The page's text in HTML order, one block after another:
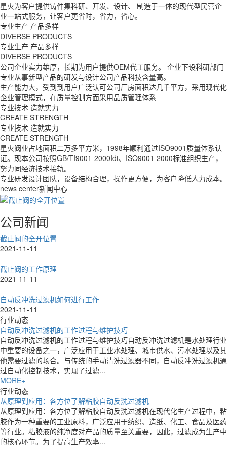
星火为客户提供铸件集科研、开发、设计、 制造于一体的现代型民营企
业一站式服务，让客户更省时，省力，省心。
专业生产 产品多样
DIVERSE PRODUCTS
专业生产 产品多样
DIVERSE PRODUCTS
公司企业实力雄厚，长期为用户提供OEM代工服务。 企业下设科研部门
专业从事新型产品的研发与设计公司产品科技含量高。
生产能力大，受到到用户广泛认可公司厂房面积达几千平方，采用现代化
企业管理模式，在质量控制方面采用品质管理体系
专业技术 造就实力
CREATE STRENGTH
专业技术 造就实力
CREATE STRENGTH
星火阀业占地面积二万多平方米，1998年顺利通过ISO9001质量体系认
证。现本公司按照GB/TI9001-2000Idt、ISO9001-2000标准组织生产，
努力同经济技术接轨。
专业研发设计团队，设备结构合理，操作更方便，为客户降低人力成本。
news center新闻中心
公司新闻
截止阀的全开位置
2021-11-11
截止阀的工作原理
2021-11-11
自动反冲洗过滤机如何进行工作
2021-11-11
行业动态
自动反冲洗过滤机的工作过程与维护技巧
自动反冲洗过滤机的工作过程与维护技巧自动反冲洗过滤机是水处理行业
中重要的设备之一，广泛应用于工业水处理、城市供水、污水处理以及其
他需要过滤的场合。与传统的手动清洗过滤器不同，自动反冲洗过滤机通
过自动化控制技术，实现了过滤...
MORE+
行业动态
从原理到应用：各方位了解粘胶自动反洗过滤机
从原理到应用：各方位了解粘胶自动反洗过滤机在现代化生产过程中，粘
胶作为一种重要的工业原料，广泛应用于纺织、造纸、化工、食品及医药
等行业。粘胶液的纯净度对产品的质量至关重要，因此，过滤成为生产中
的核心环节。为了提高生产效率...